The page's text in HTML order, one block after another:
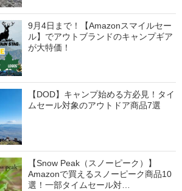
9月4日まで！【Amazonスマイルセー
ル】でアウトブランドのキャンプギア
が大特価！
【DOD】キャンプ始める方必見！タイ
ムセール対象のアウトドア商品7選
【Snow Peak（スノーピーク）】
Amazonで買えるスノーピーク商品10
選！一部タイムセール対…